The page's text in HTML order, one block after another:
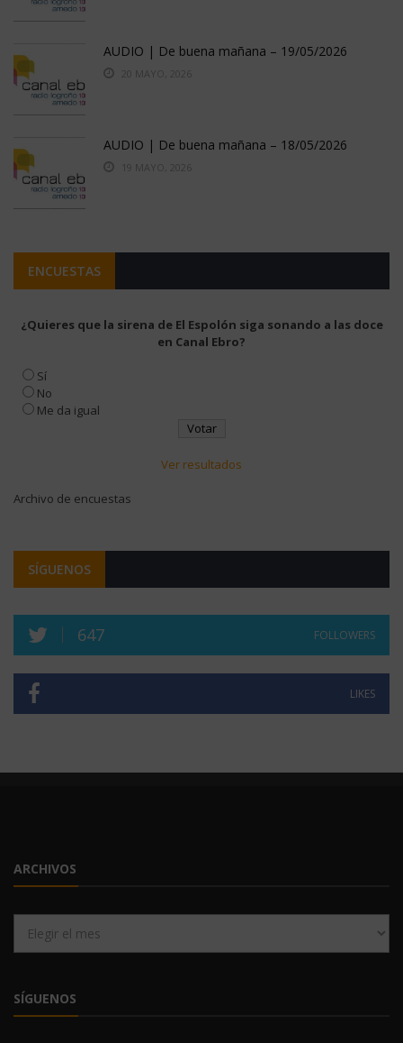
AUDIO | De buena mañana – 19/05/2026
20 MAYO, 2026
AUDIO | De buena mañana – 18/05/2026
19 MAYO, 2026
ENCUESTAS
¿Quieres que la sirena de El Espolón siga sonando a las doce
en Canal Ebro?
Sí
No
Me da igual
Ver resultados
Archivo de encuestas
SÍGUENOS
647 FOLLOWERS
LIKES
ARCHIVOS
SÍGUENOS